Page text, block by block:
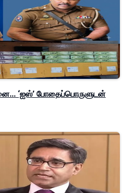
‘ஐஸ்’ போதைப்பொருளுடன்